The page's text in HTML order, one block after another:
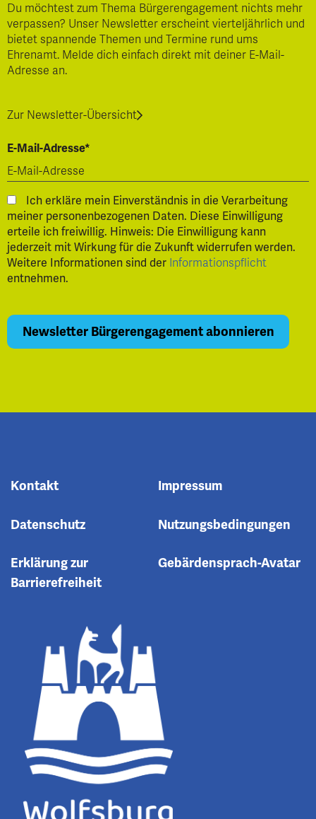
Du möchtest zum Thema Bürgerengagement nichts mehr
verpassen? Unser Newsletter erscheint vierteljährlich und
bietet spannende Themen und Termine rund ums
Ehrenamt. Melde dich einfach direkt mit deiner E-Mail-
Adresse an.
Zur Newsletter-Übersicht
E-Mail-Adresse*
Ich erkläre mein Einverständnis in die Verarbeitung
meiner personenbezogenen Daten. Diese Einwilligung
erteile ich freiwillig. Hinweis: Die Einwilligung kann
jederzeit mit Wirkung für die Zukunft widerrufen werden.
Weitere Informationen sind der Informationspflicht
entnehmen.
Kontakt Impressum
Datenschutz Nutzungsbedingungen
Erklärung zur
Barrierefreiheit
Gebärdensprach-Avatar